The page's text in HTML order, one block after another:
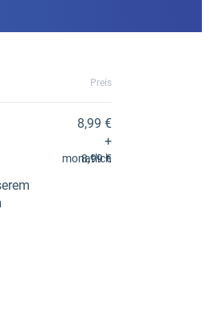
Preis
8,99 €
+
8,99 €
monatlich